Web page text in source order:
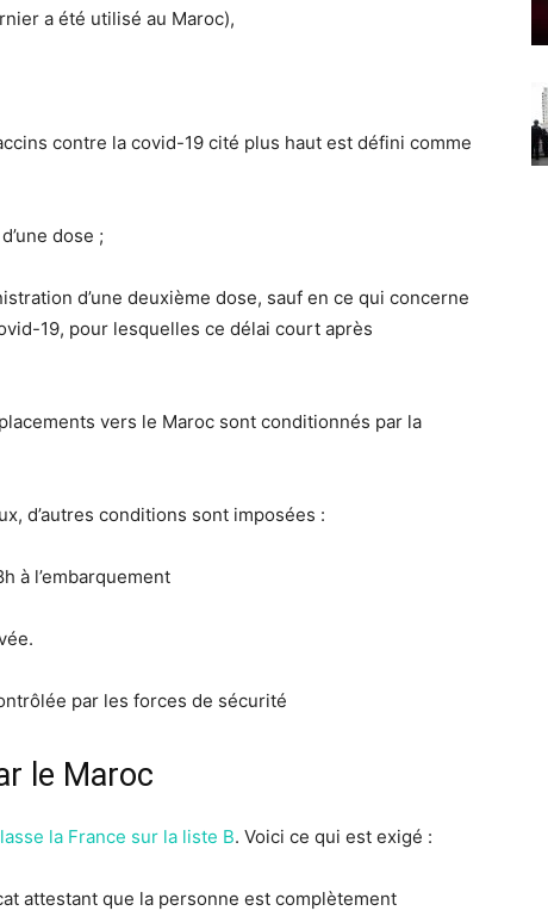
a été utilisé au Maroc),
contre la covid-19 cité plus haut est défini comme
dose ;
d’une deuxième dose, sauf en ce qui concerne
19, pour lesquelles ce délai court après
vers le Maroc sont conditionnés par la
d’autres conditions sont imposées :
à l’embarquement
par les forces de sécurité
le Maroc
la France sur la liste B. Voici ce qui est exigé :
attestant que la personne est complètement